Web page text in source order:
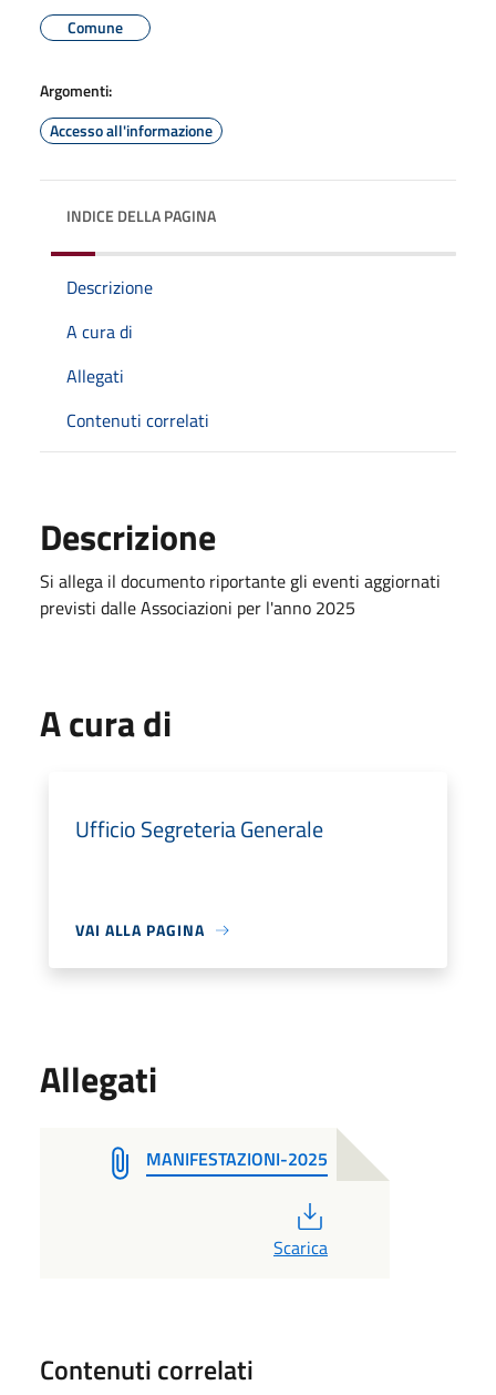
Comune
Argomenti:
Accesso all'informazione
INDICE DELLA PAGINA
Descrizione
A cura di
Allegati
Contenuti correlati
Descrizione
Si allega il documento riportante gli eventi aggiornati
previsti dalle Associazioni per l'anno 2025
A cura di
Ufficio Segreteria Generale
VAI ALLA PAGINA
Allegati
MANIFESTAZIONI-2025
Scarica
Contenuti correlati